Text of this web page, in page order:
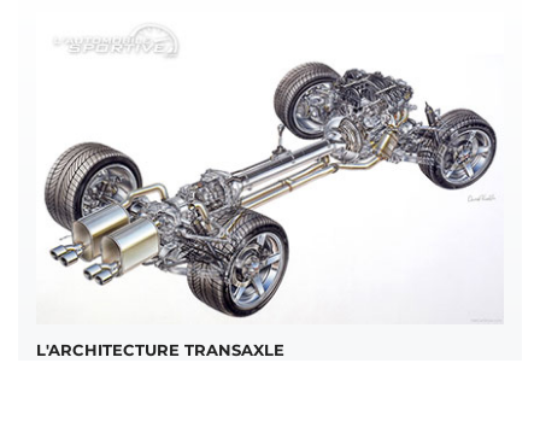
L'ARCHITECTURE TRANSAXLE